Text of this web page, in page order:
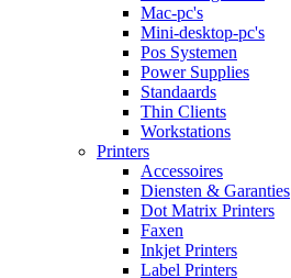
Mac-pc's
Mini-desktop-pc's
Pos Systemen
Power Supplies
Standaards
Thin Clients
Workstations
Printers
Accessoires
Diensten & Garanties
Dot Matrix Printers
Faxen
Inkjet Printers
Label Printers